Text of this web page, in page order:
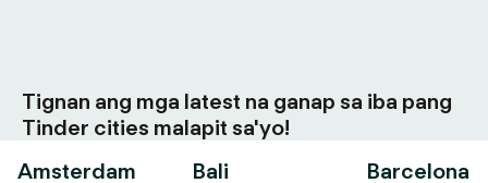
Tignan ang mga latest na ganap sa iba pang
Tinder cities malapit sa'yo!
Amsterdam
Bali Barcelona